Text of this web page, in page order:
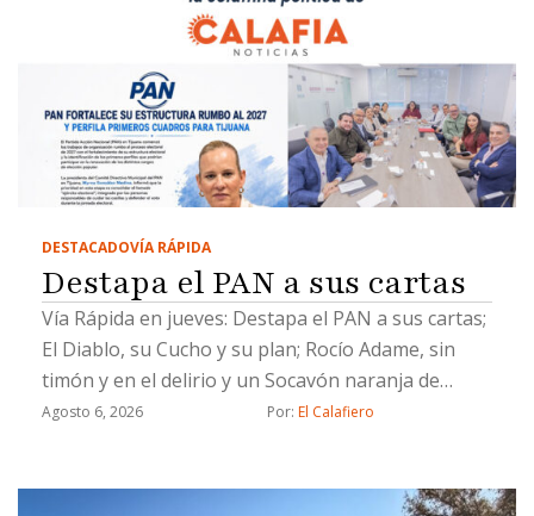
DESTACADOVÍA RÁPIDA
Destapa el PAN a sus cartas
Vía Rápida en jueves: Destapa el PAN a sus cartas;
El Diablo, su Cucho y su plan; Rocío Adame, sin
timón y en el delirio y un Socavón naranja de
Chicali
Agosto 6, 2026 Por: El Calafiero